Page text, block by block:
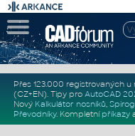
Přes 123.000 registrovaných u
(CZ+EN). Tipy pro AutoCAD
Nový Kalkulátor nosníků,
Převodníky. Kompletní příkazy